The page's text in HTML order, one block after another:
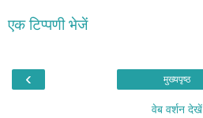
एक टिप्पणी भेजें
‹ मुख्यपृष्ठ
वेब वर्शन देखें